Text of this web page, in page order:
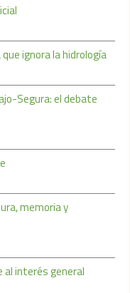
ignora la hidrología
Segura: el debate
memoria y
al interés general